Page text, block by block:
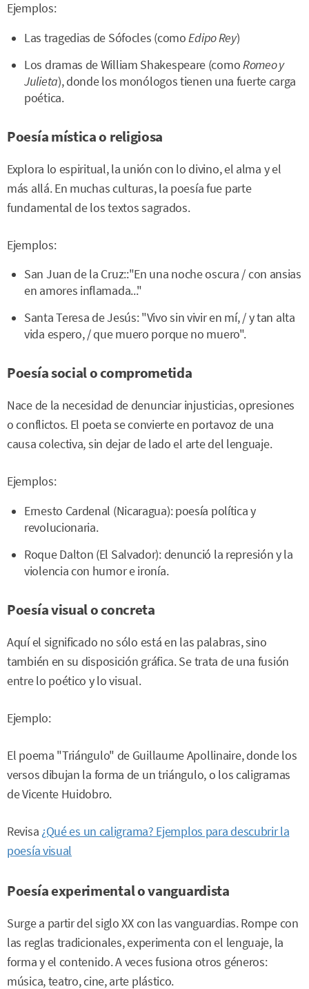
Ejemplos:
Las tragedias de Sófocles (comoEdipo Rey)
Los dramas de William Shakespeare (comoRomeo y
Julieta), donde los monólogos tienen una fuerte carga
poética.
Poesía mística o religiosa
Explora lo espiritual, la unión con lo divino, el alma y el
más allá. En muchas culturas, la poesía fue parte
fundamental de los textos sagrados.
Ejemplos:
San Juan de la Cruz::"En una noche oscura / con ansias
en amores inflamada..."
Santa Teresa de Jesús: "Vivo sin vivir en mí, / y tan alta
vida espero, / que muero porque no muero".
Poesía social o comprometida
Nace de la necesidad de denunciar injusticias, opresiones
o conflictos. El poeta se convierte en portavoz de una
causa colectiva, sin dejar de lado el arte del lenguaje.
Ejemplos:
Ernesto Cardenal (Nicaragua): poesía política y
revolucionaria.
Roque Dalton (El Salvador): denunció la represión y la
violencia con humor e ironía.
Poesía visual o concreta
Aquí el significado no sólo está en las palabras, sino
también en su disposición gráfica. Se trata de una fusión
entre lo poético y lo visual.
Ejemplo:
El poema "Triángulo" de Guillaume Apollinaire, donde los
versos dibujan la forma de un triángulo, o los caligramas
de Vicente Huidobro.
Revisa ¿Qué es un caligrama? Ejemplos para descubrir la
poesía visual
Poesía experimental o vanguardista
Surge a partir del siglo XX con las vanguardias. Rompe con
las reglas tradicionales, experimenta con el lenguaje, la
forma y el contenido. A veces fusiona otros géneros:
música, teatro, cine, arte plástico.